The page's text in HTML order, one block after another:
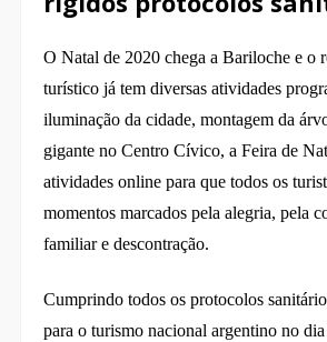
O Natal de 2020 chega a Bariloche e o
turístico já tem diversas atividades
iluminação da cidade, montagem da
gigante no Centro Cívico, a Feira de
atividades online para que todos os
momentos marcados pela alegria, pela
familiar e descontração.
Cumprindo todos os protocolos
para o turismo nacional argentino no